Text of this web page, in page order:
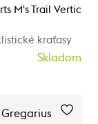
M's Trail Vertic
kraťasy
Skladom